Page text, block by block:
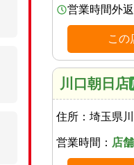
営業時間外
この
川口朝日店
住所： 埼玉県
営業時間： 店